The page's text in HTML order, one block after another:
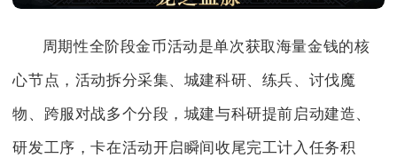
周期性全阶段金币活动是单次获取海量金钱的核
心节点，活动拆分采集、城建科研、练兵、讨伐魔
物、跨服对战多个分段，城建与科研提前启动建造、
研发工序，卡在活动开启瞬间收尾完工计入任务积